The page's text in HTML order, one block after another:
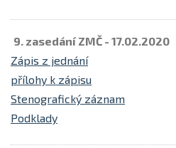
9. zasedání ZMČ - 17.02.2020
Zápis z jednání
přílohy k zápisu
Stenografický záznam
Podklady